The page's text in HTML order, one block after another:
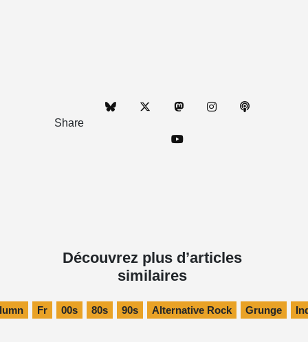
Share
Découvrez plus d’articles
similaires
Fr 00s 80s 90s Alternative Rock Grunge